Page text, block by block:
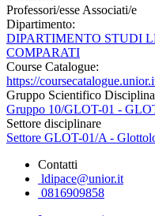
Professori/esse Associati/e
Dipartimento:
DIPARTIMENTO STUDI
COMPARATI
Course Catalogue:
https://
Gruppo Scientifico
Gruppo 10/GLOT-01 -
Settore disciplinare
Settore GLOT-01/A -
Contatti
ldipace@unior.it
0816909858